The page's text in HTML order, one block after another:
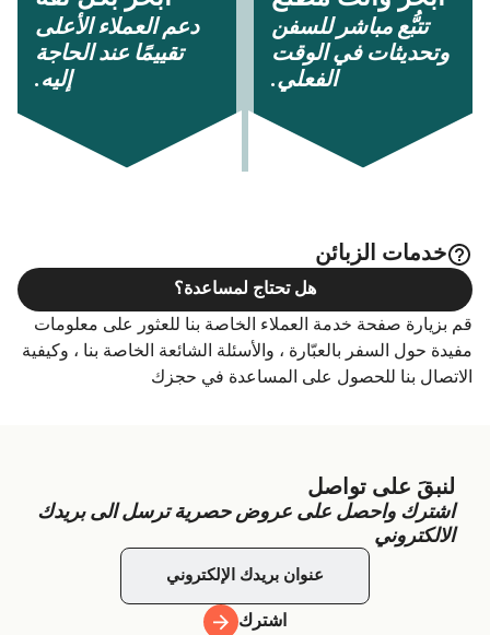
تتبُّع مباشر للسفن
وتحديثات في الوقت
الفعلي.
دعم العملاء الأعلى
تقييمًا عند الحاجة
إليه.
خدمات الزبائن
قم بزيارة صفحة خدمة العملاء الخاصة بنا للعثور على معلومات
مفيدة حول السفر بالعبّارة ، والأسئلة الشائعة الخاصة بنا ، وكيفية
الاتصال بنا للحصول على المساعدة في حجزك
هل تحتاج لمساعدة؟
لنبقَ على تواصل
اشترك واحصل على عروض حصرية ترسل الى بريدك
الالكتروني
اشترك